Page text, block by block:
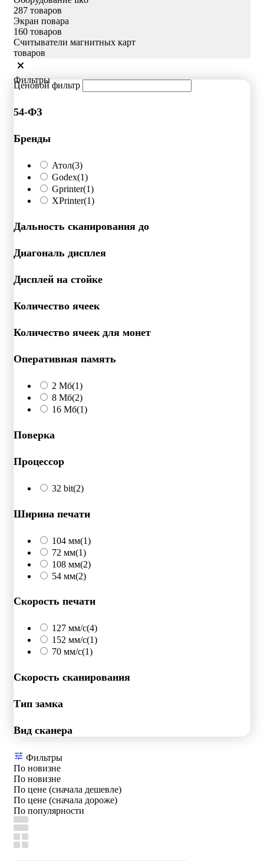
287 товаров
Экран повара
160 товаров
Считыватели магнитных карт
товаров
Фильтры
Ценовой фильтр
54-ФЗ
Бренды
Атол(3)
Godex(1)
Gprinter(1)
XPrinter(1)
Дальность сканирования до
Диагональ дисплея
Дисплей на стойке
Количество ячеек
Количество ячеек для монет
Оперативная память
2 Мб(1)
8 Мб(2)
16 Мб(1)
Поверка
Процессор
32 bit(2)
Ширина печати
104 мм(1)
72 мм(1)
108 мм(2)
54 мм(2)
Скорость печати
127 мм/с(4)
152 мм/с(1)
70 мм/с(1)
Скорость сканирования
Тип замка
Вид сканера
Фильтры
По новизне
По новизне
По цене (сначала дешевле)
По цене (сначала дороже)
По популярности